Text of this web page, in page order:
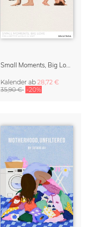
Kalender ab 28,72 €
35,90 € -20%